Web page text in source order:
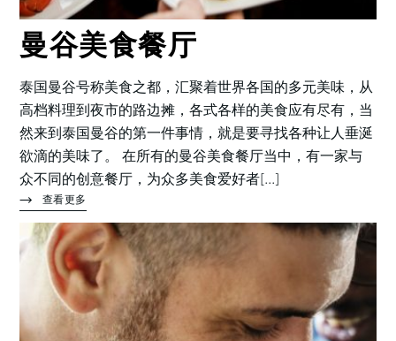
曼谷美食餐厅
泰国曼谷号称美食之都，汇聚着世界各国的多元美味，从
高档料理到夜市的路边摊，各式各样的美食应有尽有，当
然来到泰国曼谷的第一件事情，就是要寻找各种让人垂涎
欲滴的美味了。 在所有的曼谷美食餐厅当中，有一家与
众不同的创意餐厅，为众多美食爱好者[...]
查看更多